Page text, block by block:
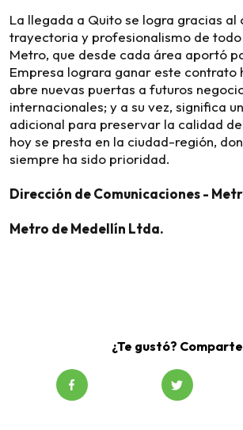
La llegada a Quito se logra gracias al
trayectoria y profesionalismo de
Metro, que desde cada área aportó
Empresa lograra ganar este contrato
abre nuevas puertas a futuros
internacionales; y a su vez, significa
adicional para preservar la calidad
hoy se presta en la ciudad-región,
siempre ha sido prioridad.
Dirección de Comunicaciones -
Metro de Medellín Ltda.
¿Te gustó? Comparte